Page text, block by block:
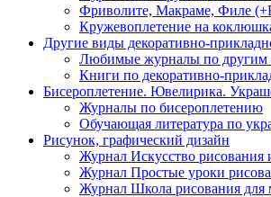
Фриволите, Макраме, Филе
Кружевоплетение на
Другие виды декоративно-
Любимые журналы по другим
Книги по декоративно-
Бисероплетение. Ювелирика.
Журналы по бисероплетению
Обучающая литература по
Рисунок, графический дизайн
Журнал Искусство рисования
Журнал Простые уроки
Журнал Школа рисования